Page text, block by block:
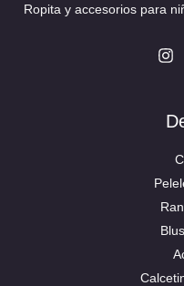
Ropita y accesorios para